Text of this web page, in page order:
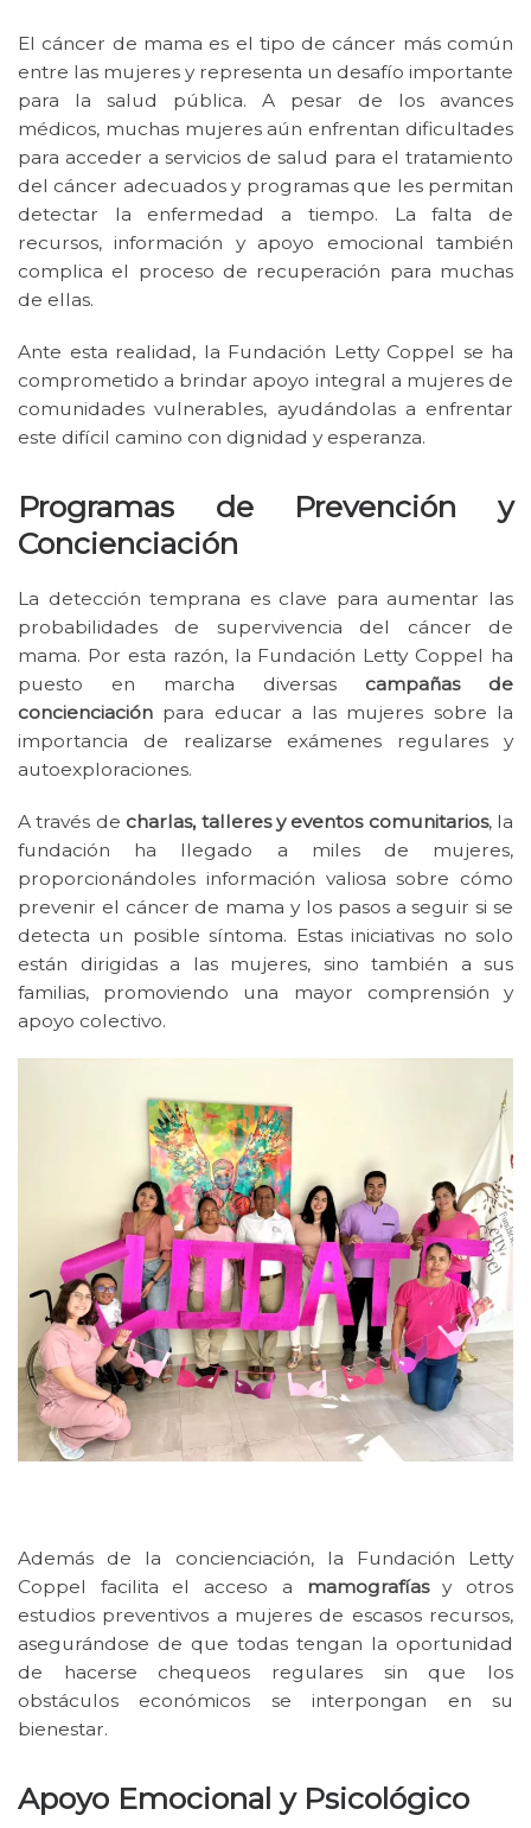
El cáncer de mama es el tipo de cáncer más común
entre las mujeres y representa un desafío importante
para la salud pública. A pesar de los avances
médicos, muchas mujeres aún enfrentan dificultades
para acceder a servicios de salud para el tratamiento
del cáncer adecuados y programas que les permitan
detectar la enfermedad a tiempo. La falta de
recursos, información y apoyo emocional también
complica el proceso de recuperación para muchas
de ellas.
Ante esta realidad, la Fundación Letty Coppel se ha
comprometido a brindar apoyo integral a mujeres de
comunidades vulnerables, ayudándolas a enfrentar
este difícil camino con dignidad y esperanza.
Programas de Prevención y
Concienciación
La detección temprana es clave para aumentar las
probabilidades de supervivencia del cáncer de
mama. Por esta razón, la Fundación Letty Coppel ha
puesto en marcha diversas campañas de
concienciación para educar a las mujeres sobre la
importancia de realizarse exámenes regulares y
autoexploraciones.
A través de charlas, talleres y eventos comunitarios, la
fundación ha llegado a miles de mujeres,
proporcionándoles información valiosa sobre cómo
prevenir el cáncer de mama y los pasos a seguir si se
detecta un posible síntoma. Estas iniciativas no solo
están dirigidas a las mujeres, sino también a sus
familias, promoviendo una mayor comprensión y
apoyo colectivo.
Además de la concienciación, la Fundación Letty
Coppel facilita el acceso a mamografíasy otros
estudios preventivos a mujeres de escasos recursos,
asegurándose de que todas tengan la oportunidad
de hacerse chequeos regulares sin que los
obstáculos económicos se interpongan en su
bienestar.
Apoyo Emocional y Psicológico